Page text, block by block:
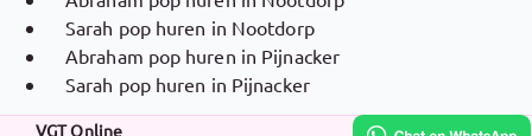
Sarah pop huren in Nootdorp
Abraham pop huren in Pijnacker
Sarah pop huren in Pijnacker
VGT Online